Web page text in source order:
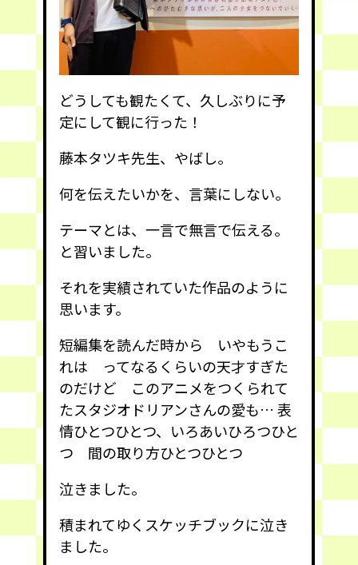
どうしても観たくて、久しぶりに予
定にして観に行った！
藤本タツキ先生、やばし。
何を伝えたいかを、言葉にしない。
テーマとは、一言で無言で伝える。
と習いました。
それを実績されていた作品のように
思います。
短編集を読んだ時から いやもうこ
れは ってなるくらいの天才すぎた
のだけど このアニメをつくられて
たスタジオドリアンさんの愛も… 表
情ひとつひとつ、いろあいひろつひと
つ 間の取り方ひとつひとつ
泣きました。
積まれてゆくスケッチブックに泣き
ました。